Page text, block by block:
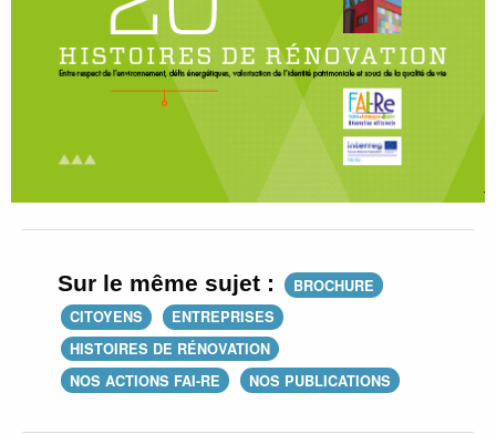
Sur le même sujet :
BROCHURE
CITOYENS
ENTREPRISES
HISTOIRES DE RÉNOVATION
NOS ACTIONS FAI-RE
NOS PUBLICATIONS